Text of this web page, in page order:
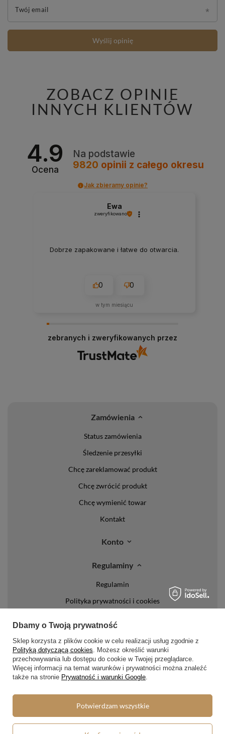
Twój email
Wyślij opinię
ZOBACZ OPINIE
INNYCH KLIENTÓW
4.9
Ocena
Na podstawie
9820 opinii z całego okresu
Jak zbieramy opinie?
Ewa
zweryfikowano
Dobrze zapakowane i łatwe do otwarcia.
0 0
w tym miesiącu
zebranych i zweryfikowanych przez
Zamówienia
Status zamówienia
Śledzenie przesyłki
Chcę zareklamować produkt
Chcę zwrócić produkt
Chcę wymienić towar
Kontakt
Konto
Regulaminy
Regulamin
Polityka prywatności i cookies
Formy dostawy
Media społecznościowe
W sklepie prezentujemy ceny brutto (z VAT).
Dbamy o Twoją prywatność
Sklep korzysta z plików cookie w celu realizacji usług zgodnie z
Polityką dotyczącą cookies. Możesz określić warunki
przechowywania lub dostępu do cookie w Twojej przeglądarce.
Więcej informacji na temat warunków i prywatności można znaleźć
także na stronie Prywatność i warunki Google.
Potwierdzam wszystkie